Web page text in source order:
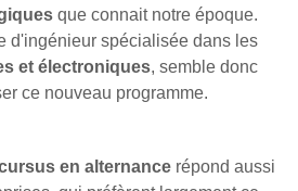
que connait notre époque.
d'ingénieur spécialisée dans les
et électroniques, semble donc
ce nouveau programme.
en alternancerépond aussi